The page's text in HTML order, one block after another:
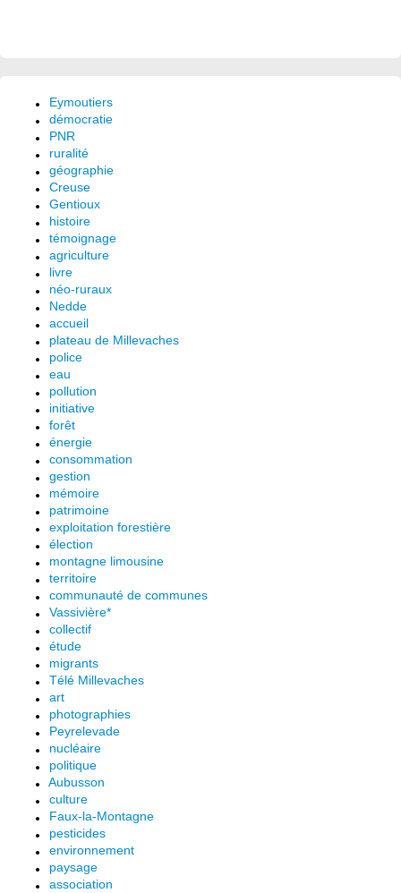
Eymoutiers
démocratie
PNR
ruralité
géographie
Creuse
Gentioux
histoire
témoignage
agriculture
livre
néo-ruraux
Nedde
accueil
plateau de Millevaches
police
eau
pollution
initiative
forêt
énergie
consommation
gestion
mémoire
patrimoine
exploitation forestière
élection
montagne limousine
territoire
communauté de communes
Vassivière*
collectif
étude
migrants
Télé Millevaches
art
photographies
Peyrelevade
nucléaire
politique
Aubusson
culture
Faux-la-Montagne
pesticides
environnement
paysage
association